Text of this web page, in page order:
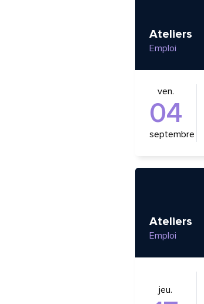
Ateliers
Emploi
ven.
04
septembre
Ateliers
Emploi
jeu.